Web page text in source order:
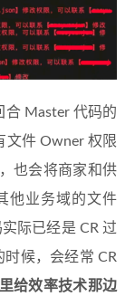
合 Master 代码的
文件 Owner 权限
也会将商家和供
他业务域的文件
际已经是 CR 过
候，会经常 CR
给效率技术那边